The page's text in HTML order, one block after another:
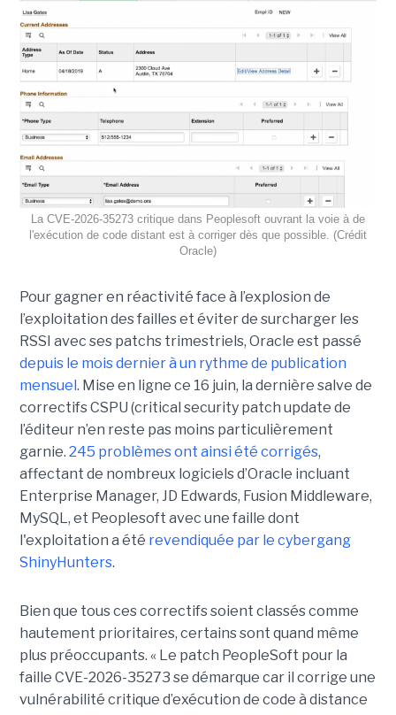
La CVE-2026-35273 critique dans Peoplesoft ouvrant la voie à de
l'exécution de code distant est à corriger dès que possible. (Crédit
Oracle)
Pour gagner en réactivité face à l’explosion de
l’exploitation des failles et éviter de surcharger les
RSSI avec ses patchs trimestriels, Oracle est passé
depuis le mois dernier à un rythme de publication
mensuel . Mise en ligne ce 16 juin, la dernière salve de
correctifs CSPU (critical security patch update de
l’éditeur n’en reste pas moins particulièrement
garnie. 245 problèmes ont ainsi été corrigés,
affectant de nombreux logiciels d’Oracle incluant
Enterprise Manager, JD Edwards, Fusion Middleware,
MySQL, et Peoplesoft avec une faille dont
l'exploitation a été revendiquée par le cybergang
ShinyHunters.
Bien que tous ces correctifs soient classés comme
hautement prioritaires, certains sont quand même
plus préoccupants. « Le patch PeopleSoft pour la
faille CVE-2026-35273 se démarque car il corrige une
vulnérabilité critique d’exécution de code à distance